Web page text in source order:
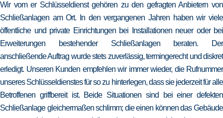
Wir vom er Schlüsseldienst gehören zu den gefragten Anbietern von
Schließanlagen am Ort. In den vergangenen Jahren haben wir viele
öffentliche und private Einrichtungen bei Installationen neuer oder bei
Erweiterungen bestehender Schließanlagen beraten. Der
anschließende Auftrag wurde stets zuverlässig, termingerecht und diskret
erledigt. Unseren Kunden empfehlen wir immer wieder, die Rufnummer
unseres Schlüsseldienstes für so zu hinterlegen, dass sie jederzeit für alle
Betroffenen griffbereit ist. Beide Situationen sind bei einer defekten
Schließanlage gleichermaßen schlimm; die einen können das Gebäude